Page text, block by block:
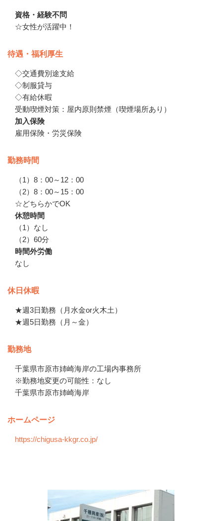
資格・経験不問
☆女性が活躍中！
待遇・福利厚生
◇交通費別途支給
◇制服貸与
◇有給休暇
受動喫煙対策：屋内原則禁煙（喫煙場所あり）
加入保険
雇用保険・労災保険
勤務時間
（1）8：00～12：00
（2）8：00～15：00
☆どちらかでOK
休憩時間
（1）なし
（2）60分
時間外労働
なし
休日休暇
★週3日勤務（月水金or火木土）
★週5日勤務（月～金）
勤務地
千葉県市原市姉崎海岸の工場内事務所
※勤務地変更の可能性：なし
千葉県市原市姉崎海岸
ホームページ
https://chigusa-kkgr.co.jp/